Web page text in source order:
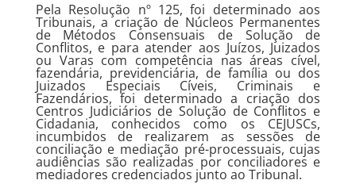
Pela Resolução nº 125, foi determinado aos
Tribunais, a criação de Núcleos Permanentes
de Métodos Consensuais de Solução de
Conflitos, e para atender aos Juízos, Juizados
ou Varas com competência nas áreas cível,
fazendária, previdenciária, de família ou dos
Juizados Especiais Cíveis, Criminais e
Fazendários, foi determinado a criação dos
Centros Judiciários de Solução de Conflitos e
Cidadania, conhecidos como os CEJUSCs,
incumbidos de realizarem as sessões de
conciliação e mediação pré-processuais, cujas
audiências são realizadas por conciliadores e
mediadores credenciados junto ao Tribunal.